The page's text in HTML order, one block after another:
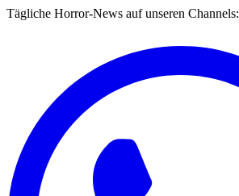
Tägliche Horror-News auf unseren Channels: